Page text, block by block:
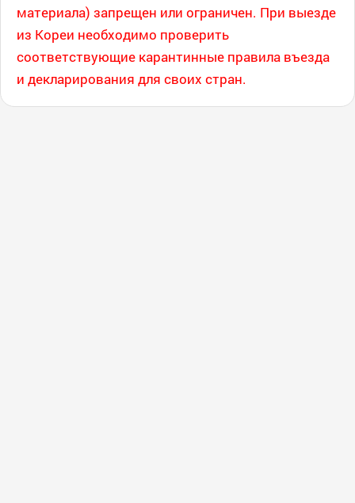
материала) запрещен или ограничен. При выезде
из Кореи необходимо проверить
соответствующие карантинные правила въезда
и декларирования для своих стран.